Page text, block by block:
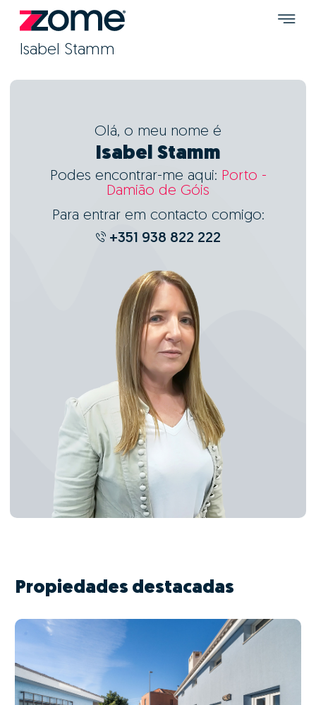
Isabel Stamm
Olá, o meu nome é
Isabel Stamm
Podes encontrar-me aqui: Porto -
Damião de Góis
Para entrar em contacto comigo:
+351 938 822 222
Propiedades destacadas